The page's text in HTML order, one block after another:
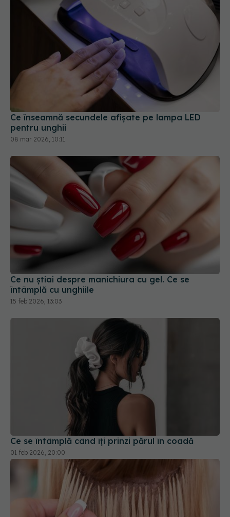
Ce înseamnă secundele afișate pe lampa LED
pentru unghii
Ce nu știai despre manichiura cu gel. Ce se
întâmplă cu unghiile
15 feb 2026, 13:03
Ce se întâmplă când îți prinzi părul în coadă